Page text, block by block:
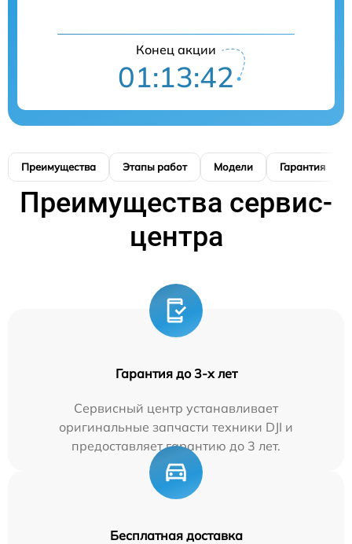
Конец акции
01:13:41
Преимущества Этапы работ Модели Гарантия
Преимущества сервис-
центра
Гарантия до 3-х лет
Сервисный центр устанавливает
оригинальные запчасти техники DJI и
предоставляет гарантию до 3 лет.
Бесплатная доставка